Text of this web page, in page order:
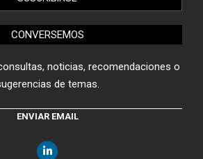
CONVERSEMOS
noticias, recomendaciones o
de temas.
ENVIAR EMAIL